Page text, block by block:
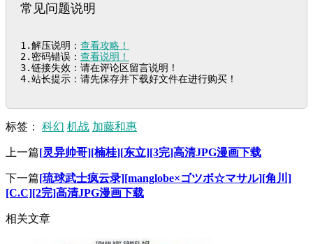
常见问题说明
1.解压说明： 查看攻略！
2.密码错误： 查看说明！
3.链接失效：请在评论区留言说明！
4.站长提示：请先保存并下载好文件在进行购买！
标签： 科幻 机战 加藤和惠
上一篇[灵异帅哥][楠桂][东立][3完]高清JPG漫画下载
下一篇[琉球武士疯云录][manglobe×ゴツボ☆マサル][角川]
[C.C][2完]高清JPG漫画下载
相关文章